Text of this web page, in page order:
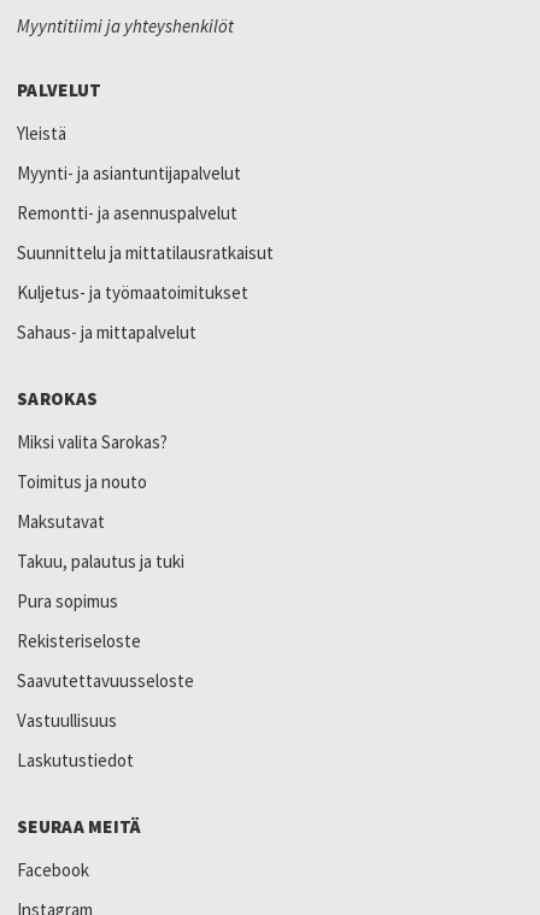
Myyntitiimi ja yhteyshenkilöt
PALVELUT
Yleistä
Myynti- ja asiantuntijapalvelut
Remontti- ja asennuspalvelut
Suunnittelu ja mittatilausratkaisut
Kuljetus- ja työmaatoimitukset
Sahaus- ja mittapalvelut
SAROKAS
Miksi valita Sarokas?
Toimitus ja nouto
Maksutavat
Takuu, palautus ja tuki
Pura sopimus
Rekisteriseloste
Saavutettavuusseloste
Vastuullisuus
Laskutustiedot
SEURAA MEITÄ
Facebook
Instagram